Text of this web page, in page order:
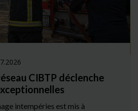
CIBTP déclenche
intempéries est mis à